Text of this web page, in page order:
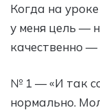
Когда на
у меня цель —
качественно —
№ 1 — «И так
нормально.